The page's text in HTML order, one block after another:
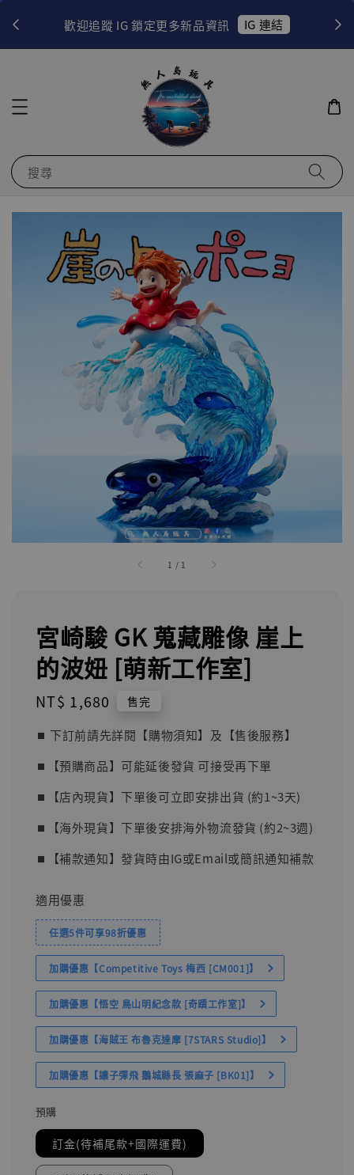
歡迎追蹤 IG 鎖定更多新品資訊 IG 連結
搜尋
1 / 1
宮崎駿 GK 蒐藏雕像 崖上
的波妞 [萌新工作室]
Regular
NT$ 1,680 售完
⏹︎ 下訂前請先詳閱【購物須知】及【售後服務】
⏹︎【預購商品】可能延後發貨 可接受再下單
⏹︎【店內現貨】下單後可立即安排出貨 (約1~3天)
⏹︎【海外現貨】下單後安排海外物流發貨 (約2~3週)
⏹︎【補款通知】發貨時由IG或Email或簡訊通知補款
適用優惠
任選5件可享98折優惠
加購優惠【Competitive Toys 梅西 [CM001]】
加購優惠【悟空 鳥山明紀念款 [奇蹟工作室]】
加購優惠【海賊王 布魯克達摩 [7STARS Studio]】
加購優惠【讓子彈飛 鵝城縣長 張麻子 [BK01]】
預購
訂金(待補尾款+國際運費)